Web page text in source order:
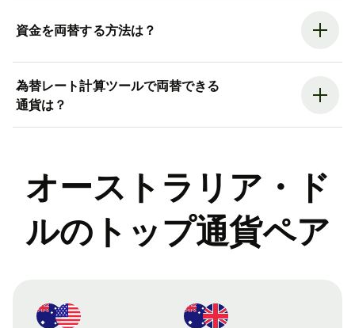
資金を両替する方法は？
為替レート計算ツールで両替できる
通貨は？
オーストラリア・ド
ルのトップ通貨ペア